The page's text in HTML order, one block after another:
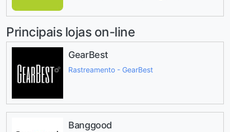
Principais lojas on-line
GearBest
Rastreamento - GearBest
Banggood